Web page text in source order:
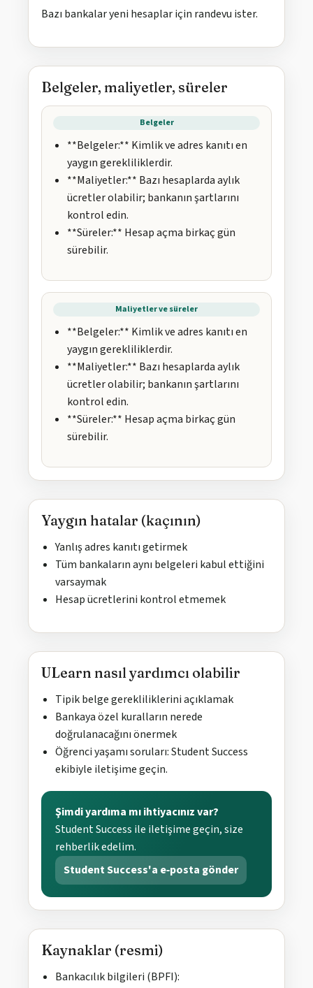
Bazı bankalar yeni hesaplar için randevu ister.
Belgeler, maliyetler, süreler
Belgeler
**Belgeler:** Kimlik ve adres kanıtı en
yaygın gerekliliklerdir.
**Maliyetler:** Bazı hesaplarda aylık
ücretler olabilir; bankanın şartlarını
kontrol edin.
**Süreler:** Hesap açma birkaç gün
sürebilir.
Maliyetler ve süreler
**Belgeler:** Kimlik ve adres kanıtı en
yaygın gerekliliklerdir.
**Maliyetler:** Bazı hesaplarda aylık
ücretler olabilir; bankanın şartlarını
kontrol edin.
**Süreler:** Hesap açma birkaç gün
sürebilir.
Yaygın hatalar (kaçının)
Yanlış adres kanıtı getirmek
Tüm bankaların aynı belgeleri kabul ettiğini
varsaymak
Hesap ücretlerini kontrol etmemek
ULearn nasıl yardımcı olabilir
Tipik belge gerekliliklerini açıklamak
Bankaya özel kuralların nerede
doğrulanacağını önermek
Öğrenci yaşamı soruları: Student Success
ekibiyle iletişime geçin.
Şimdi yardıma mı ihtiyacınız var?
Student Success ile iletişime geçin, size
rehberlik edelim.
Student Success'a e‑posta gönder
Kaynaklar (resmi)
Bankacılık bilgileri (BPFI):